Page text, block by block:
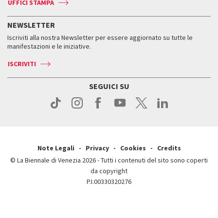
Press
Accrediti
Come raggiungerci
Come raggiungerci
Contatti
Press
Press
Orari e sedi
Biglietti
Servizi al pubblico
Come raggiungerci
Contatti
ASAC DATI
Storia
Orari e sedi
UFFICI STAMPA
NEWSLETTER
Iscriviti alla nostra Newsletter per essere aggiornato su tutte le
manifestazioni e le iniziative.
ISCRIVITI
SEGUICI SU
Note Legali Privacy Cookies
Credits
© La Biennale di Venezia 2026 - Tutti i contenuti del sito sono coperti
da copyright
P.I.00330320276